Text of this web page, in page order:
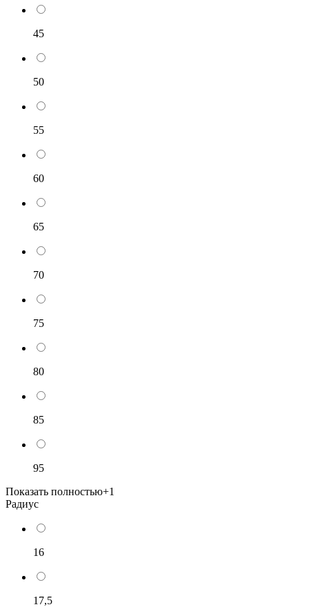
45
50
55
60
65
70
75
80
85
95
Показать полностью+1
Радиус
16
17,5